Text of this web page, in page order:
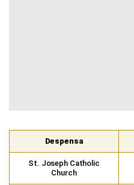
Despensa
St. Joseph Catholic
Church